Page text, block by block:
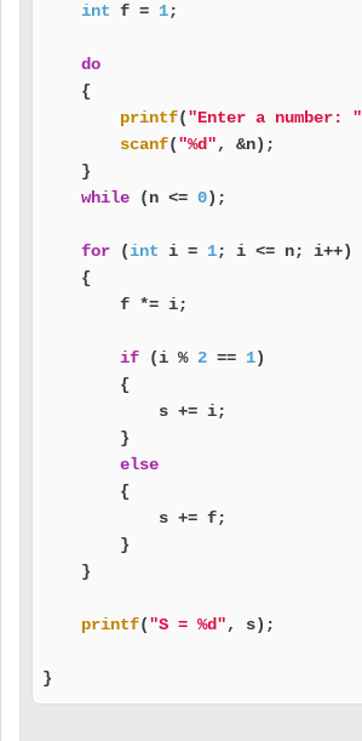
int f = 1;
do
    {
printf("Enter a number: "
scanf("%d", &n);
    }
while (n <= 0);
for (int i = 1; i <= n; i++)
    {
        f *= i;
if (i % 2 == 1)
        {
            s += i;
        }
else
        {
            s += f;
        }
    }
printf("S = %d", s);
}